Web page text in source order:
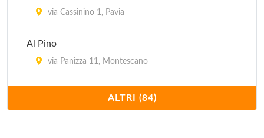
via Cassinino 1, Pavia
Al Pino
via Panizza 11, Montescano
località Ruinello 1/A, Santa Maria della Versa
ALTRI (84)